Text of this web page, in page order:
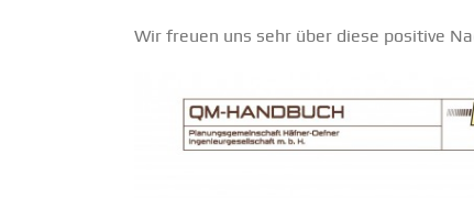
Wir freuen uns sehr über diese positive